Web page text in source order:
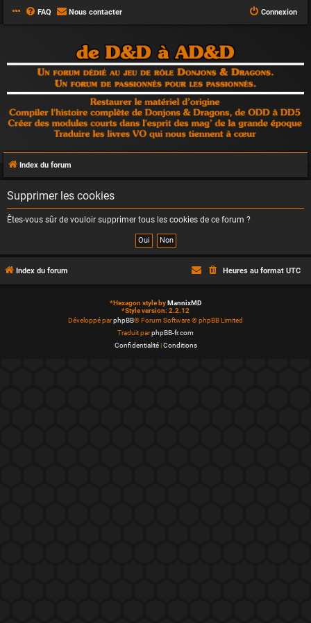
FAQ Nous contacter Connexion
Index du forum
Supprimer les cookies
Êtes-vous sûr de vouloir supprimer tous les cookies de ce forum ?
Index du forum Heures au format UTC
*Hexagon style byMannixMD
*Style version: 2.2.12
Développé parphpBB® Forum Software © phpBB Limited
Traduit parphpBB-fr.com
Confidentialité|Conditions